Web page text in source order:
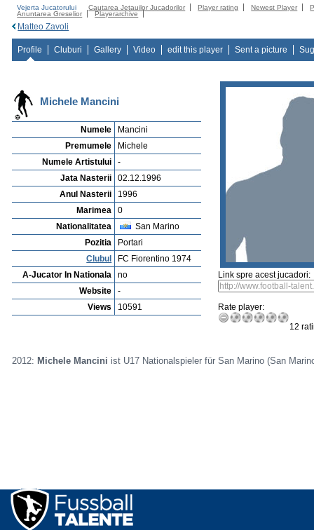
Vejerta Jucatorului Cautarea Jetauilor Jucadorilor Player rating Newest Player
Anuntarea Greselior
Playerarchive
Matteo Zavoli
Profile Cluburi Gallery Video edit this player Sent a picture
Michele Mancini
Numele
Mancini
Premumele
Michele
Numele Artistului
-
Jata Nasterii
02.12.1996
Anul Nasterii
1996
Marimea
0
Nationalitatea
San Marino
Pozitia
Portari
Clubul
FC Fiorentino 1974
A-Jucator In Nationala
no
Website
-
Views
10591
Link spre acest jucadori:
Rate player:
12
2012: Michele Mancini ist U17 Nationalspieler für San Marino (San